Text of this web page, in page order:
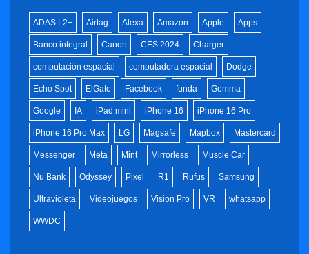
ADAS L2+ Airtag Alexa Amazon Apple Apps
Banco integral Canon CES 2024 Charger
computación espacial computadora espacial Dodge
Echo Spot ElGato Facebook funda Gemma
Google IA iPad mini iPhone 16 iPhone 16 Pro
iPhone 16 Pro Max LG Magsafe Mapbox Mastercard
Messenger Meta Mint Mirrorless Muscle Car
Nu Bank Odyssey Pixel R1 Rufus Samsung
Ultravioleta Videojuegos Vision Pro VR whatsapp
WWDC